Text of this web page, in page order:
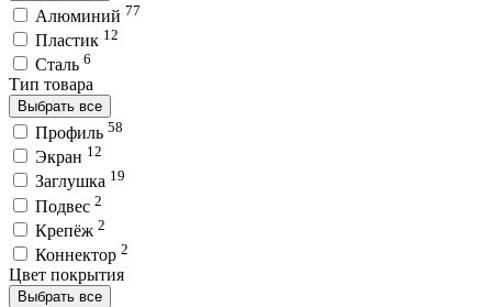
Алюминий 77
Пластик 12
Сталь 6
Тип товара
Выбрать все
Профиль 58
Экран 12
Заглушка 19
Подвес 2
Крепёж 2
Коннектор 2
Цвет покрытия
Выбрать все